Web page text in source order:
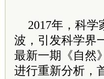
2017年，科
波，引发科学界
最新一期《自然
进行重新分析，